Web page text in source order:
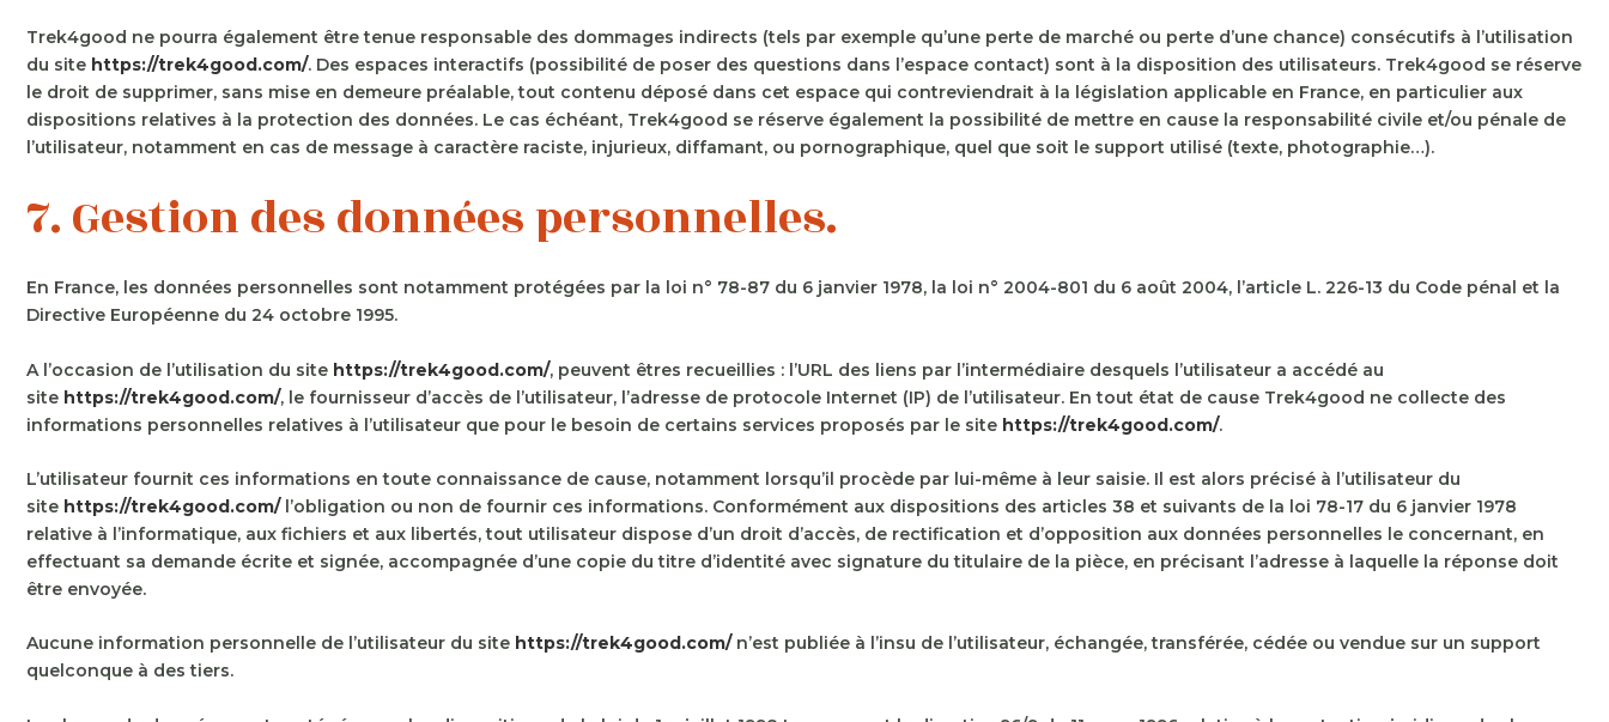
Trek4good ne pourra également être tenue responsable des dommages indirects (tels par exemple qu’une perte de marché ou perte d’une chance) consécutifs à l’utilisation
du site https://trek4good.com/. Des espaces interactifs (possibilité de poser des questions dans l’espace contact) sont à la disposition des utilisateurs. Trek4good se réserve
le droit de supprimer, sans mise en demeure préalable, tout contenu déposé dans cet espace qui contreviendrait à la législation applicable en France, en particulier aux
dispositions relatives à la protection des données. Le cas échéant, Trek4good se réserve également la possibilité de mettre en cause la responsabilité civile et/ou pénale de
l’utilisateur, notamment en cas de message à caractère raciste, injurieux, diffamant, ou pornographique, quel que soit le support utilisé (texte, photographie…).
7. Gestion des données personnelles.
En France, les données personnelles sont notamment protégées par la loi n° 78-87 du 6 janvier 1978, la loi n° 2004-801 du 6 août 2004, l’article L. 226-13 du Code pénal et la
Directive Européenne du 24 octobre 1995.
A l’occasion de l’utilisation du site https://trek4good.com/, peuvent êtres recueillies : l’URL des liens par l’intermédiaire desquels l’utilisateur a accédé au
site https://trek4good.com/, le fournisseur d’accès de l’utilisateur, l’adresse de protocole Internet (IP) de l’utilisateur. En tout état de cause Trek4good ne collecte des
informations personnelles relatives à l’utilisateur que pour le besoin de certains services proposés par le site https://trek4good.com/.
L’utilisateur fournit ces informations en toute connaissance de cause, notamment lorsqu’il procède par lui-même à leur saisie. Il est alors précisé à l’utilisateur du
site https://trek4good.com/l’obligation ou non de fournir ces informations. Conformément aux dispositions des articles 38 et suivants de la loi 78-17 du 6 janvier 1978
relative à l’informatique, aux fichiers et aux libertés, tout utilisateur dispose d’un droit d’accès, de rectification et d’opposition aux données personnelles le concernant, en
effectuant sa demande écrite et signée, accompagnée d’une copie du titre d’identité avec signature du titulaire de la pièce, en précisant l’adresse à laquelle la réponse doit
être envoyée.
Aucune information personnelle de l’utilisateur du site https://trek4good.com/n’est publiée à l’insu de l’utilisateur, échangée, transférée, cédée ou vendue sur un support
quelconque à des tiers.